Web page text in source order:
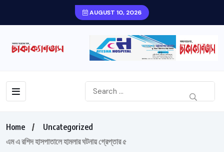
AUGUST 10, 2026
Home
Uncategorized
এম এ রশিদ হাসপাতালে হামলার ঘটনায় গ্রেপ্তার ৫